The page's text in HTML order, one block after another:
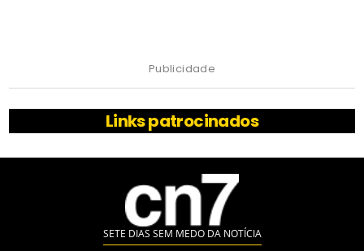
Publicidade
Links patrocinados
SETE DIAS SEM MEDO DA NOTÍCIA